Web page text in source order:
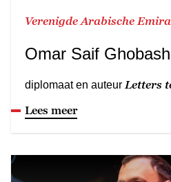
Verenigde Arabische
Omar Saif Ghobash
diplomaat en auteur Letters
Lees meer